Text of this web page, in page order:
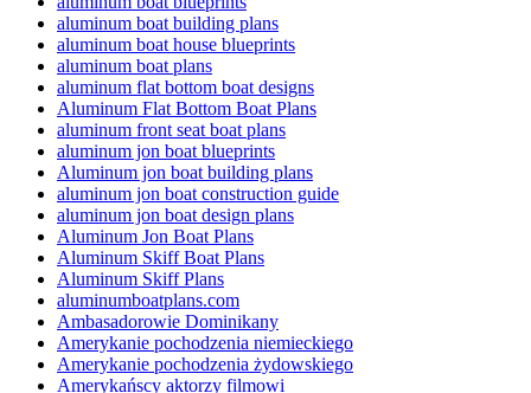
aluminum boat building plans
aluminum boat house blueprints
aluminum boat plans
aluminum flat bottom boat designs
Aluminum Flat Bottom Boat Plans
aluminum front seat boat plans
aluminum jon boat blueprints
Aluminum jon boat building plans
aluminum jon boat construction guide
aluminum jon boat design plans
Aluminum Jon Boat Plans
Aluminum Skiff Boat Plans
Aluminum Skiff Plans
aluminumboatplans.com
Ambasadorowie Dominikany
Amerykanie pochodzenia niemieckiego
Amerykanie pochodzenia żydowskiego
Amerykańscy aktorzy filmowi